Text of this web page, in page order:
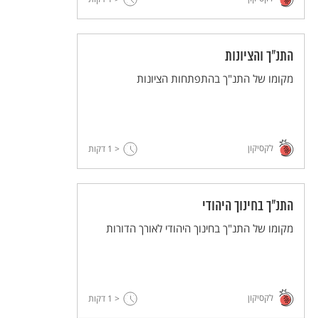
התנ"ך והציונות
מקומו של התנ"ך בהתפתחות הציונות
לקסיקון < 1 דקות
התנ"ך בחינוך היהודי
מקומו של התנ"ך בחינוך היהודי לאורך הדורות
לקסיקון < 1 דקות